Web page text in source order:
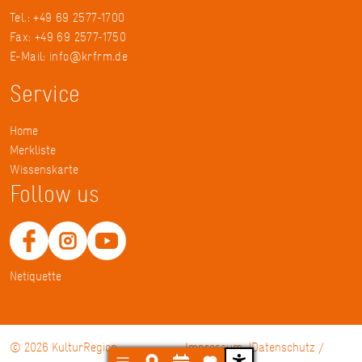
Tel.: +49 69 2577-1700
Fax: +49 69 2577-1750
E-Mail: info@krfrm.de
Service
Home
Merkliste
Wissenskarte
Follow us
Netiquette
© 2026 KulturRegion
Impressum Datenschutz /